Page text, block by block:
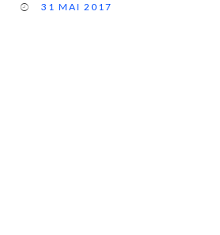
31 MAI 2017